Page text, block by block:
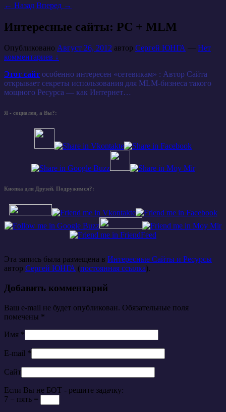
← Назад Вперед →
Интересные сайты: PC + MLM
Опубликовано Август 26, 2012 автор Сергей ЮНГА — Нет
комментариев ↓
Этот сайт особенно интересен «сетевикам» : Автор Сайта
открывает секреты использования для MLM-бизнеса такого
мощного Ресурса — как Интернет…
Я - социален, а Вы?:
Кнопка для Друзей. Подружимся?:
Эта запись была размещена в Интересные Сайты и Ресурсы
автор Сергей ЮНГА (постоянная ссылка).
Добавить комментарий
Ваш e-mail не будет опубликован. Обязательные поля
помечены *
Имя *
E-mail *
Сайт
Если Вы не БОТ - решите задачку:
7 − пять =